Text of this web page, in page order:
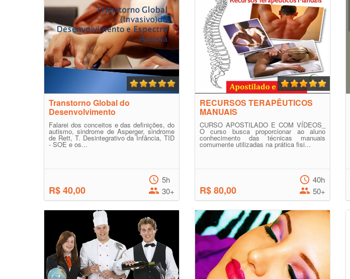
Transtorno Global do
Desenvolvimento
Falarei dos conceitos e das definições, do
autismo, sindrome de Asperger, sindrome
de Rett, T. Desintegrativo da Infância, TID
- SOE e os...
R$ 40,00
5h
30+
RECURSOS TERAPÊUTICOS
MANUAIS
CURSO APOSTILADO E COM VÍDEOS_
O curso busca proporcionar ao aluno
conhecimento das técnicas manuais
comumente utilizadas na prática fisi...
R$ 80,00
40h
50+